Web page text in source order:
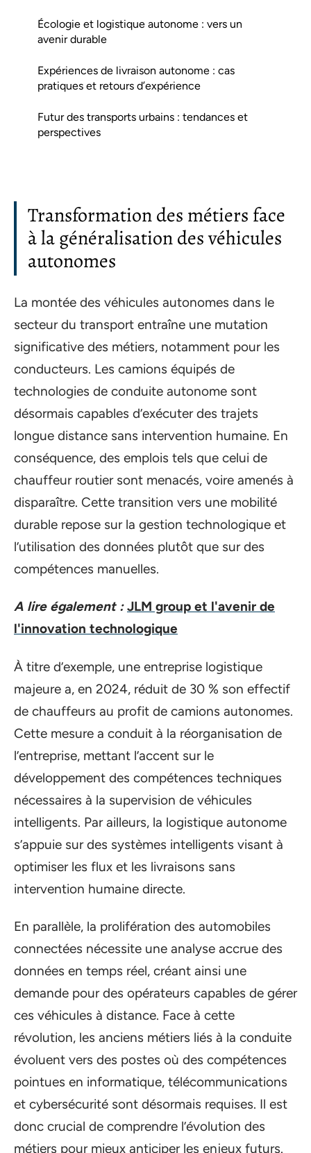
Écologie et logistique autonome : vers un
avenir durable
Expériences de livraison autonome : cas
pratiques et retours d’expérience
Futur des transports urbains : tendances et
perspectives
Transformation des métiers face
à la généralisation des véhicules
autonomes
La montée des véhicules autonomes dans le
secteur du transport entraîne une mutation
significative des métiers, notamment pour les
conducteurs. Les camions équipés de
technologies de conduite autonome sont
désormais capables d’exécuter des trajets
longue distance sans intervention humaine. En
conséquence, des emplois tels que celui de
chauffeur routier sont menacés, voire amenés à
disparaître. Cette transition vers une mobilité
durable repose sur la gestion technologique et
l’utilisation des données plutôt que sur des
compétences manuelles.
A lire également : JLM group et l'avenir de
l'innovation technologique
À titre d’exemple, une entreprise logistique
majeure a, en 2024, réduit de 30 % son effectif
de chauffeurs au profit de camions autonomes.
Cette mesure a conduit à la réorganisation de
l’entreprise, mettant l’accent sur le
développement des compétences techniques
nécessaires à la supervision de véhicules
intelligents. Par ailleurs, la logistique autonome
s’appuie sur des systèmes intelligents visant à
optimiser les flux et les livraisons sans
intervention humaine directe.
En parallèle, la prolifération des automobiles
connectées nécessite une analyse accrue des
données en temps réel, créant ainsi une
demande pour des opérateurs capables de gérer
ces véhicules à distance. Face à cette
révolution, les anciens métiers liés à la conduite
évoluent vers des postes où des compétences
pointues en informatique, télécommunications
et cybersécurité sont désormais requises. Il est
donc crucial de comprendre l’évolution des
métiers pour mieux anticiper les enjeux futurs.